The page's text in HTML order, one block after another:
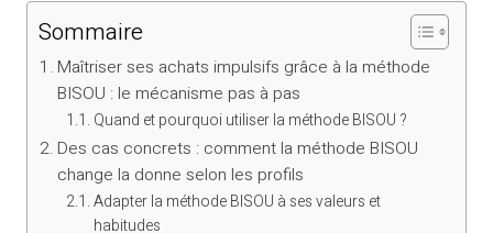
Sommaire
Maîtriser ses achats impulsifs grâce à la méthode
BISOU : le mécanisme pas à pas
Quand et pourquoi utiliser la méthode BISOU ?
Des cas concrets : comment la méthode BISOU
change la donne selon les profils
Adapter la méthode BISOU à ses valeurs et
habitudes